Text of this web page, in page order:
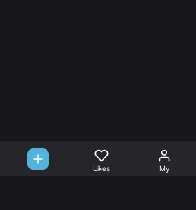
Likes My